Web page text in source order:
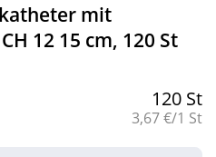
mit
12 15 cm, 120 St
120 St
Grundpreis:
3,67 €/1 St